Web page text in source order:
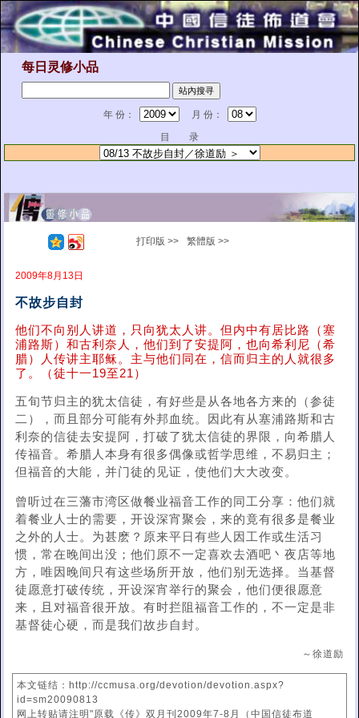
每日灵修小品
年 份：
月 份：
目 录
打印版 >> 繁體版 >>
2009年8月13日
不故步自封
他们不向别人讲道，只向犹太人讲。但内中有居比路（塞
浦路斯）和古利奈人，他们到了安提阿，也向希利尼（希
腊）人传讲主耶稣。主与他们同在，信而归主的人就很多
了。（徒十一19至21）
五旬节归主的犹太信徒，有好些是从各地各方来的（参徒
二），而且部分可能有外邦血统。因此有从塞浦路斯和古
利奈的信徒去安提阿，打破了犹太信徒的界限，向希腊人
传福音。希腊人本身有很多偶像或哲学思维，不易归主；
但福音的大能，并门徒的见证，使他们大大改变。
曾听过在三藩市湾区做餐业福音工作的同工分享：他们就
着餐业人士的需要，开设深宵聚会，来的竟有很多是餐业
之外的人士。为甚麽？原来平日有些人因工作或生活习
惯，常在晚间出没；他们原不一定喜欢去酒吧丶夜店等地
方，唯因晚间只有这些场所开放，他们别无选择。当基督
徒愿意打破传统，开设深宵举行的聚会，他们便很愿意
来，且对福音很开放。有时拦阻福音工作的，不一定是非
基督徒心硬，而是我们故步自封。
～徐道励
本文链结：http://ccmusa.org/devotion/devotion.aspx?
id=sm20090813
网上转贴请注明"原载《传》双月刊2009年7-8月（中国信徒布道